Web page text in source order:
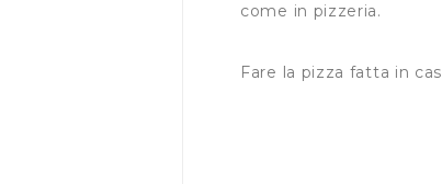
come in pizzeria.
Fare la pizza fatta in